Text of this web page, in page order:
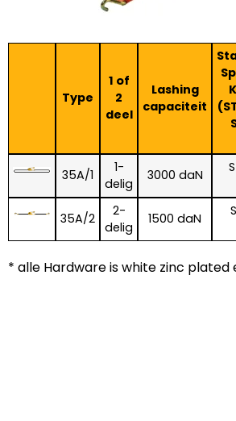
Type
1 of
2
deel
Lashing
capaciteit
35A/1
1-
delig
3000 daN
35A/2
2-
delig
1500 daN
* alle Hardware is white zinc plated